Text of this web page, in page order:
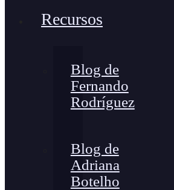
Recursos
Blog de
Fernando
Rodríguez
Blog de
Adriana
Botelho